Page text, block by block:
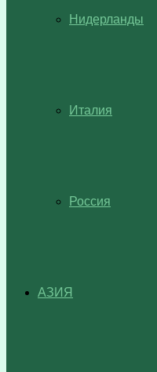
Нидерланды
Италия
Россия
АЗИЯ